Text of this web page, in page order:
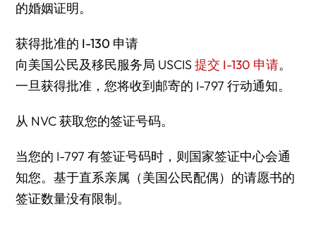
的婚姻证明。
获得批准的 I-130 申请
向美国公民及移民服务局 USCIS提交 I-130 申请。
一旦获得批准，您将收到邮寄的 I-797 行动通知。
从 NVC 获取您的签证号码。
当您的 I-797 有签证号码时，则国家签证中心会通
知您。基于直系亲属（美国公民配偶）的请愿书的
签证数量没有限制。